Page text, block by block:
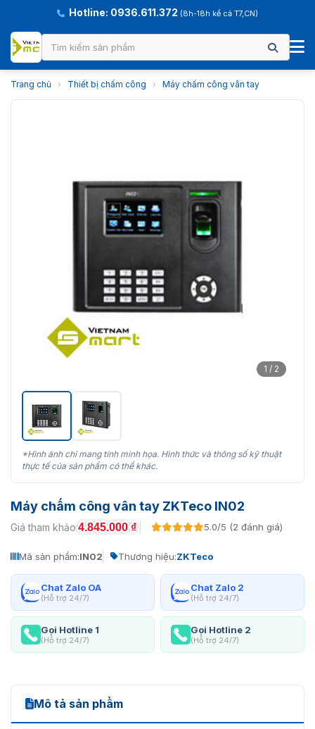
Hotline: 0936.611.372 (8h-18h kể cả T7,CN)
Trang chủ › Thiết bị chấm công › Máy chấm công vân tay
1 / 2
*Hình ảnh chỉ mang tính minh họa. Hình thức và thông số kỹ thuật
thực tế của sản phẩm có thể khác.
Máy chấm công vân tay ZKTeco IN02
Giá tham khảo:4.845.000₫ 5.0/5 (2 đánh giá)
Mã sản phẩm:IN02 Thương hiệu:ZKTeco
Chat Zalo OA
(Hỗ trợ 24/7)
Chat Zalo 2
(Hỗ trợ 24/7)
Gọi Hotline 1
(Hỗ trợ 24/7)
Gọi Hotline 2
(Hỗ trợ 24/7)
Mô tả sản phẩm